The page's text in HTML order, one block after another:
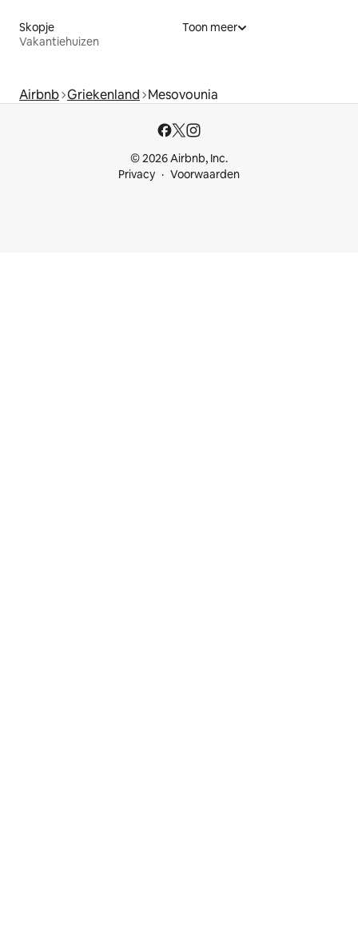
Skopje
Vakantiehuizen
Toon meer
Airbnb Griekenland Mesovounia
© 2026 Airbnb, Inc.
Privacy
Voorwaarden